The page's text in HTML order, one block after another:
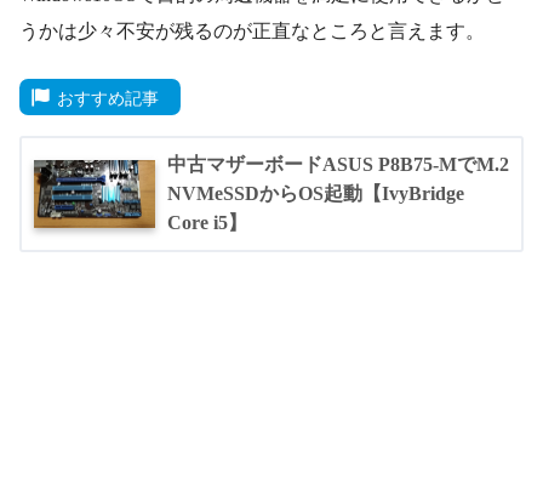
うかは少々不安が残るのが正直なところと言えます。
おすすめ記事
中古マザーボードASUS P8B75-MでM.2
NVMeSSDからOS起動【IvyBridge
Core i5】